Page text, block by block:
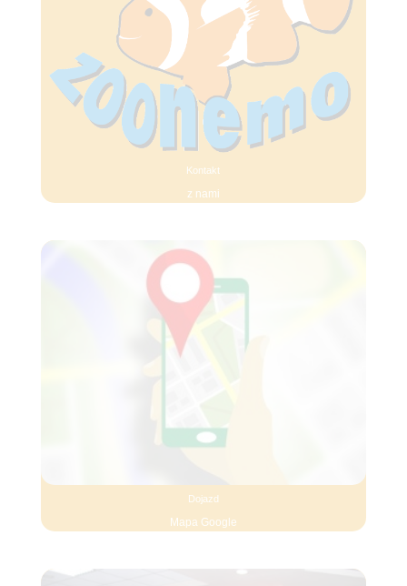
Kontakt
z nami
Dojazd
Mapa Google